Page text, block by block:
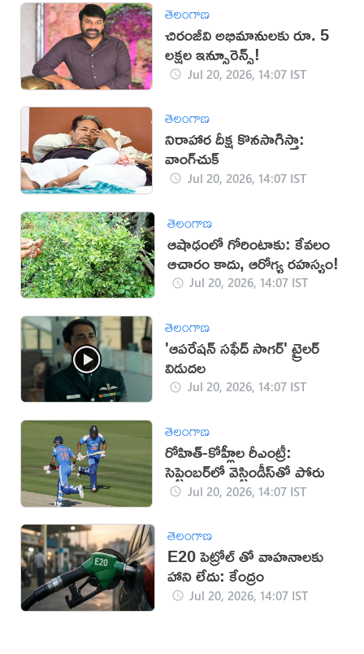
తెలంగాణ
చిరంజీవి అభిమానులకు రూ. 5
లక్షల ఇన్సూరెన్స్!
Jul 20, 2026, 14:07 IST
తెలంగాణ
నిరాహార దీక్ష కొనసాగిస్తా:
వాంగ్‌చుక్
Jul 20, 2026, 14:07 IST
తెలంగాణ
ఆషాఢంలో గోరింటాకు: కేవలం
ఆచారం కాదు, ఆరోగ్య రహస్యం!
Jul 20, 2026, 14:07 IST
తెలంగాణ
'ఆపరేషన్ సఫేద్ సాగర్' ట్రైలర్
విడుదల
Jul 20, 2026, 14:07 IST
తెలంగాణ
రోహిత్-కోహ్లీల రీఎంట్రీ:
సెప్టెంబర్‌లో వెస్టిండీస్‌తో పోరు
Jul 20, 2026, 14:07 IST
తెలంగాణ
E20 పెట్రోల్ తో వాహనాలకు
హాని లేదు: కేంద్రం
Jul 20, 2026, 14:07 IST